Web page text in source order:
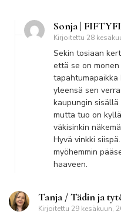
Sonja |
Kirjoitettu 28
Sekin tosiaan
että se on
tapahtumapaikka
yleensä sen
kaupungin
mutta tuo on
väkisinkin
Hyvä vinkki
myöhemmin
haaveen.
Tanja / Tädin ja
Kirjoitettu 29 kesäkuun,